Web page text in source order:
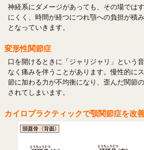
神経系にダメージがあっても、その場では
にくく、時間が経つにつれ顎への負担が積
となっていきます。
変形性関節症
口を開けるときに「ジャリジャリ」という
なく痛みを伴うことがあります。慢性的に
節に加わる力が不均衡になり、歪んだ関節
されてしまいます。
カイロプラクティックで顎関節症を改